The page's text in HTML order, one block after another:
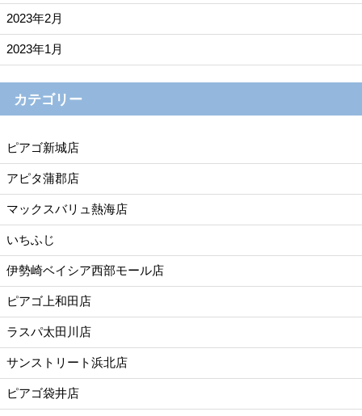
2023年2月
2023年1月
カテゴリー
ピアゴ新城店
アピタ蒲郡店
マックスバリュ熱海店
いちふじ
伊勢崎ベイシア西部モール店
ピアゴ上和田店
ラスパ太田川店
サンストリート浜北店
ピアゴ袋井店